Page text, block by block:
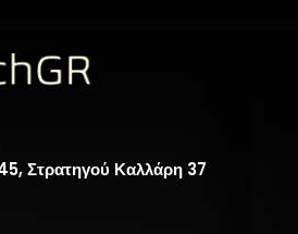
Στρατηγού Καλλάρη 37